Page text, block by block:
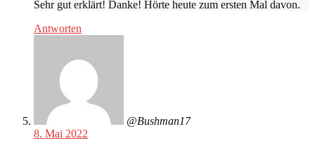
Sehr gut erklärt! Danke! Hörte heute zum ersten Mal davon.
Antworten
@Bushman17
8. Mai 2022